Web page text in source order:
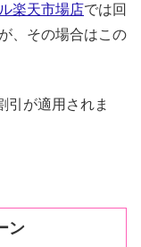
楽天市場店では回
、その場合はこの
引が適用されま
ン